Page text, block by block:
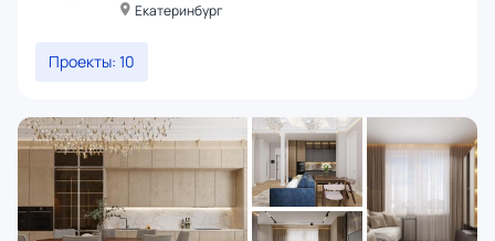
Екатеринбург
Проекты: 10